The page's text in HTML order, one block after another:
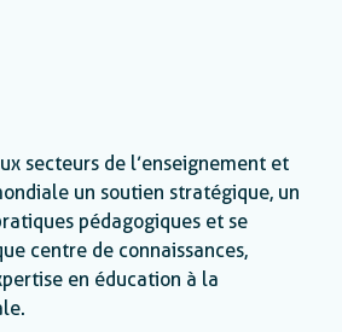
secteurs de l’enseignement et
un soutien stratégique, un
pédagogiques et se
centre de connaissances,
en éducation à la